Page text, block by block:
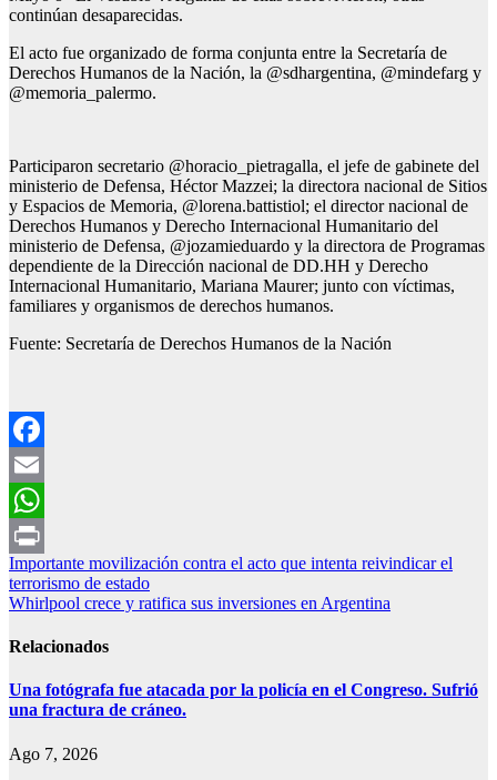
continúan desaparecidas.
El acto fue organizado de forma conjunta entre la Secretaría de
Derechos Humanos de la Nación, la @sdhargentina, @mindefarg y
@memoria_palermo.
Participaron secretario @horacio_pietragalla, el jefe de gabinete del
ministerio de Defensa, Héctor Mazzei; la directora nacional de Sitios
y Espacios de Memoria, @lorena.battistiol; el director nacional de
Derechos Humanos y Derecho Internacional Humanitario del
ministerio de Defensa, @jozamieduardo y la directora de Programas
dependiente de la Dirección nacional de DD.HH y Derecho
Internacional Humanitario, Mariana Maurer; junto con víctimas,
familiares y organismos de derechos humanos.
Fuente: Secretaría de Derechos Humanos de la Nación
Facebook
Email
WhatsApp
Print
Navegación
de
Importante movilización contra el acto que intenta reivindicar el
terrorismo de estado
Whirlpool crece y ratifica sus inversiones en Argentina
Relacionados
Una fotógrafa fue atacada por la policía en el Congreso. Sufrió
una fractura de cráneo.
Ago 7, 2026